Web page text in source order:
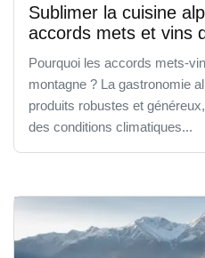
Sublimer la cuisine
accords mets et vins
Pourquoi les accords mets-
montagne ? La gastronomie
produits robustes et
des conditions climatiques...